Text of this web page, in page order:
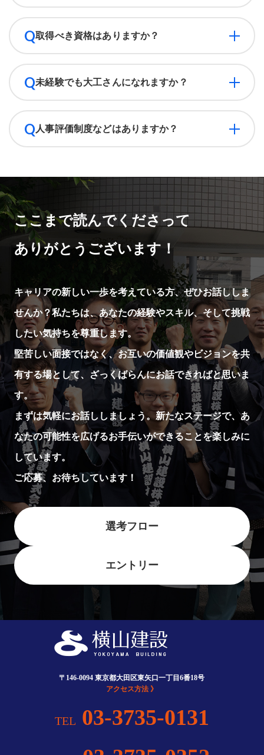
Q取得べき資格はありますか？
Q未経験でも大工さんになれますか？
Q人事評価制度などはありますか？
ここまで読んでくださって
ありがとうございます！
キャリアの新しい一歩を考えている方、ぜひお話ししま
せんか？私たちは、あなたの経験やスキル、そして挑戦
したい気持ちを尊重します。
堅苦しい面接ではなく、お互いの価値観やビジョンを共
有する場として、ざっくばらんにお話できればと思いま
す。
まずは気軽にお話ししましょう。新たなステージで、あ
なたの可能性を広げるお手伝いができることを楽しみに
しています。
ご応募、お待ちしています！
選考フロー
エントリー
〒146-0094 東京都大田区東矢口一丁目6番18号
アクセス方法 》
TEL 03-3735-0131